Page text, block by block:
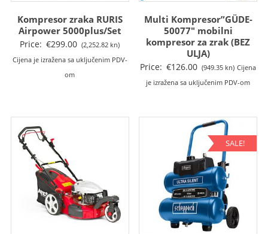
Kompresor zraka RURIS
Airpower 5000plus/Set
Price: €299.00 (2,252.82 kn)
Cijena je izražena sa uključenim PDV-
om
Multi Kompresor”GÜDE-
50077″ mobilni
kompresor za zrak (BEZ
ULJA)
Price: €126.00 (949.35 kn) Cijena
je izražena sa uključenim PDV-om
SALE!